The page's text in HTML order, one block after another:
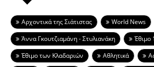
Aρχοντικά της Σιάτιστας World News
Άννα Γκουτζιαμάνη - Στυλιανάκη
Έθιμο
Έθιμο των Κλαδαριών
Αθλητικά